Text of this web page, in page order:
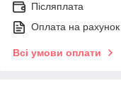
Післяплата
Оплата на рахунок
Всі умови оплати